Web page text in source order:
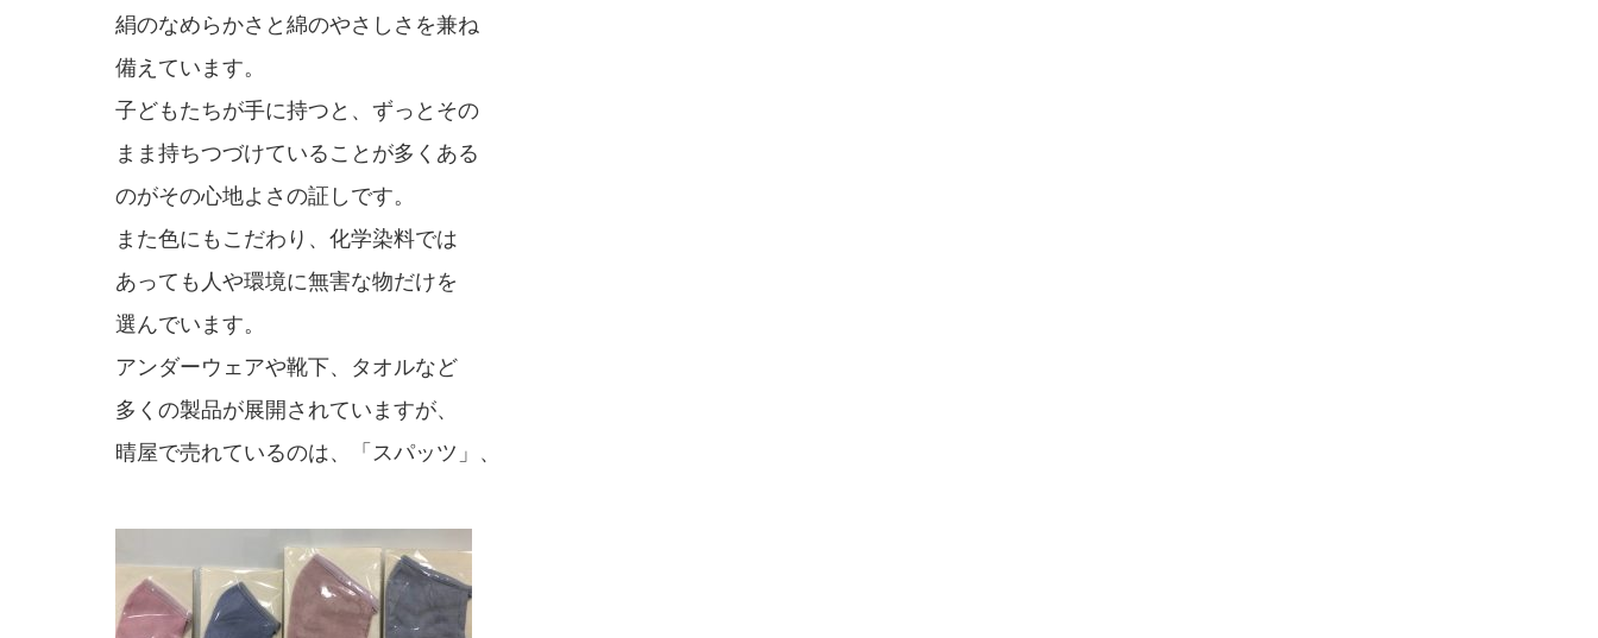
絹のなめらかさと綿のやさしさを兼ね
備えています。
子どもたちが手に持つと、ずっとその
まま持ちつづけていることが多くある
のがその心地よさの証しです。
また色にもこだわり、化学染料では
あっても人や環境に無害な物だけを
選んでいます。
アンダーウェアや靴下、タオルなど
多くの製品が展開されていますが、
晴屋で売れているのは、「スパッツ」、